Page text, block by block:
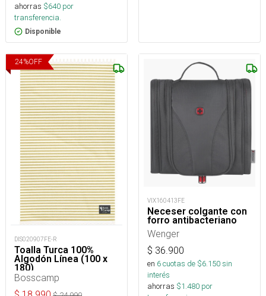
ahorras $640 por
transferencia.
Disponible
24%OFF
DIS020907FE-R
Toalla Turca 100%
Algodón Línea (100 x
180)
Bosscamp
VIX160413FE
Neceser colgante con
forro antibacteriano
Wenger
$ 36.900
en 6cuotas de $6.150sin
interés
ahorras $1.480 por